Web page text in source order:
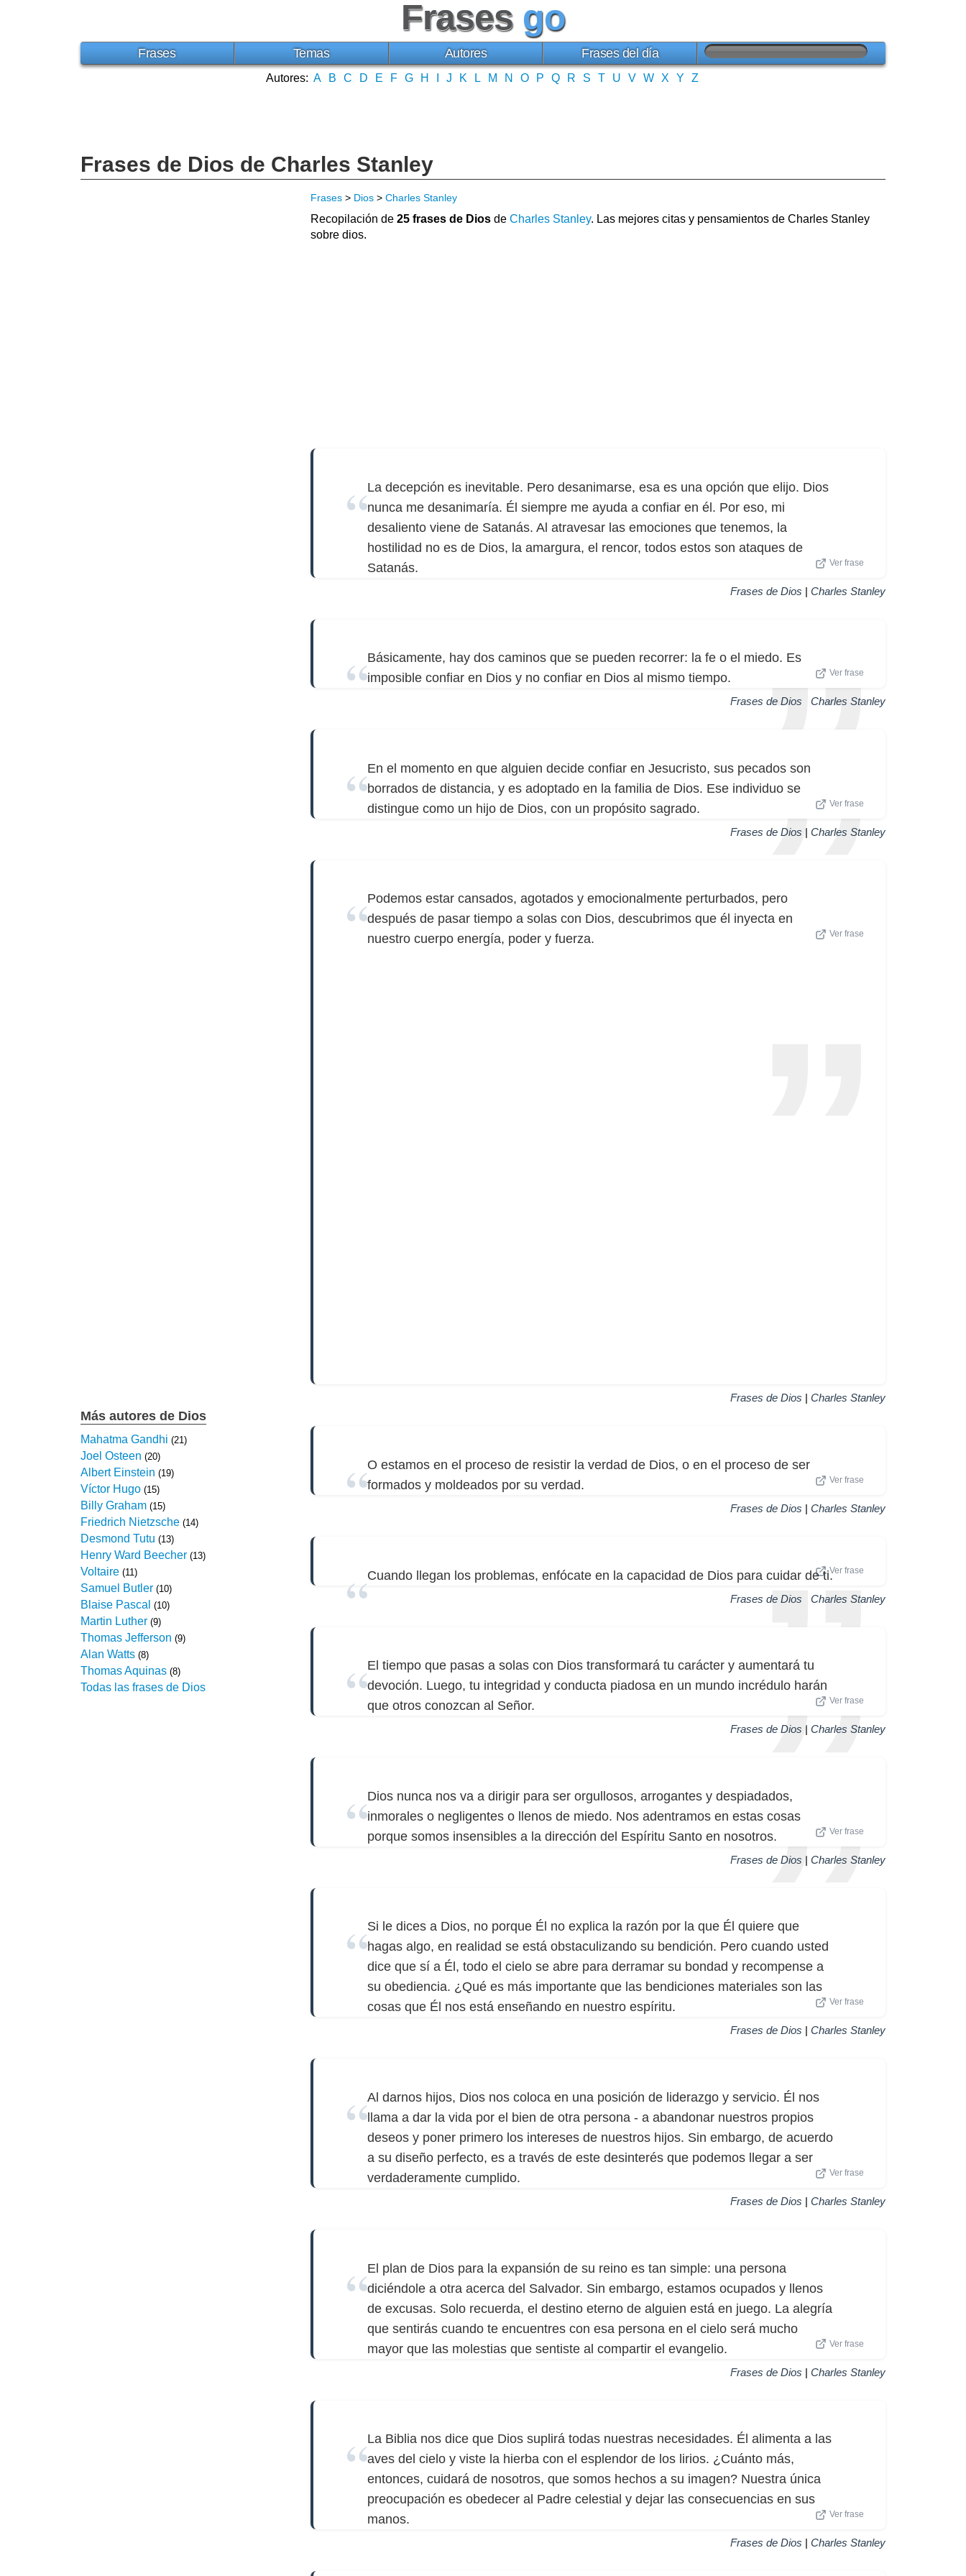
Frases go
Frases Temas Autores Frases del día
Autores: A B C D E F G H J K L M N O P Q R S T U V W X Y Z
Frases de Dios de Charles Stanley
Frases > Dios > Charles Stanley
Recopilación de 25 frases de Dios de Charles Stanley. Las mejores citas y pensamientos de Charles Stanley
sobre dios.
La decepción es inevitable. Pero desanimarse, esa es una opción que elijo. Dios
nunca me desanimaría. Él siempre me ayuda a confiar en él. Por eso, mi
desaliento viene de Satanás. Al atravesar las emociones que tenemos, la
hostilidad no es de Dios, la amargura, el rencor, todos estos son ataques de
Satanás.
Ver frase
Frases de Dios | Charles Stanley
Básicamente, hay dos caminos que se pueden recorrer: la fe o el miedo. Es
imposible confiar en Dios y no confiar en Dios al mismo tiempo.
Ver frase
Frases de Dios Charles Stanley
En el momento en que alguien decide confiar en Jesucristo, sus pecados son
borrados de distancia, y es adoptado en la familia de Dios. Ese individuo se
distingue como un hijo de Dios, con un propósito sagrado.
Ver frase
Frases de Dios | Charles Stanley
Podemos estar cansados, agotados y emocionalmente perturbados, pero
después de pasar tiempo a solas con Dios, descubrimos que él inyecta en
nuestro cuerpo energía, poder y fuerza.
Ver frase
Frases de Dios | Charles Stanley
O estamos en el proceso de resistir la verdad de Dios, o en el proceso de ser
formados y moldeados por su verdad.
Ver frase
Frases de Dios | Charles Stanley
Cuando llegan los problemas, enfócate en la capacidad de Dios para cuidar de ti.Ver frase
Frases de Dios Charles Stanley
El tiempo que pasas a solas con Dios transformará tu carácter y aumentará tu
devoción. Luego, tu integridad y conducta piadosa en un mundo incrédulo harán
que otros conozcan al Señor.
Ver frase
Frases de Dios | Charles Stanley
Dios nunca nos va a dirigir para ser orgullosos, arrogantes y despiadados,
inmorales o negligentes o llenos de miedo. Nos adentramos en estas cosas
porque somos insensibles a la dirección del Espíritu Santo en nosotros.
Ver frase
Frases de Dios | Charles Stanley
Si le dices a Dios, no porque Él no explica la razón por la que Él quiere que
hagas algo, en realidad se está obstaculizando su bendición. Pero cuando usted
dice que sí a Él, todo el cielo se abre para derramar su bondad y recompense a
su obediencia. ¿Qué es más importante que las bendiciones materiales son las
cosas que Él nos está enseñando en nuestro espíritu.
Ver frase
Frases de Dios | Charles Stanley
Al darnos hijos, Dios nos coloca en una posición de liderazgo y servicio. Él nos
llama a dar la vida por el bien de otra persona - a abandonar nuestros propios
deseos y poner primero los intereses de nuestros hijos. Sin embargo, de acuerdo
a su diseño perfecto, es a través de este desinterés que podemos llegar a ser
verdaderamente cumplido.
Ver frase
Frases de Dios | Charles Stanley
El plan de Dios para la expansión de su reino es tan simple: una persona
diciéndole a otra acerca del Salvador. Sin embargo, estamos ocupados y llenos
de excusas. Solo recuerda, el destino eterno de alguien está en juego. La alegría
que sentirás cuando te encuentres con esa persona en el cielo será mucho
mayor que las molestias que sentiste al compartir el evangelio.
Ver frase
Frases de Dios | Charles Stanley
La Biblia nos dice que Dios suplirá todas nuestras necesidades. Él alimenta a las
aves del cielo y viste la hierba con el esplendor de los lirios. ¿Cuánto más,
entonces, cuidará de nosotros, que somos hechos a su imagen? Nuestra única
preocupación es obedecer al Padre celestial y dejar las consecuencias en sus
manos.
Ver frase
Frases de Dios | Charles Stanley
Más autores de Dios
Mahatma Gandhi (21)
Joel Osteen (20)
Albert Einstein (19)
Víctor Hugo (15)
Billy Graham (15)
Friedrich Nietzsche (14)
Desmond Tutu (13)
Henry Ward Beecher (13)
Voltaire (11)
Samuel Butler (10)
Blaise Pascal (10)
Martin Luther (9)
Thomas Jefferson (9)
Alan Watts (8)
Thomas Aquinas (8)
Todas las frases de Dios